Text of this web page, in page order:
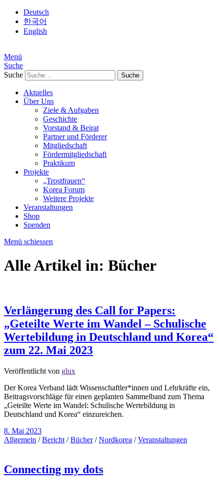
Deutsch
한국어
English
Menü
Suche
Suche
Aktuelles
Über Uns
Ziele & Aufgaben
Geschichte
Vorstand & Beirat
Partner und Förderer
Mitgliedschaft
Fördermitgliedschaft
Praktikum
Projekte
„Trostfrauen“
Korea Forum
Weitere Projekte
Veranstaltungen
Shop
Spenden
Menü schiessen
Alle Artikel in: Bücher
Verlängerung des Call for Papers:
„Geteilte Werte im Wandel – Schulische
Wertebildung in Deutschland und Korea“
zum 22. Mai 2023
Veröffentlicht von glux
Der Korea Verband lädt Wissenschaftler*innen und Lehrkräfte ein,
Beitragsvorschläge für einen geplanten Sammelband zum Thema
„Geteilte Werte im Wandel: Schulische Wertebildung in
Deutschland und Korea“ einzureichen.
8. Mai 2023
Allgemein /Bericht /Bücher/Nordkorea /Veranstaltungen
Connecting my dots